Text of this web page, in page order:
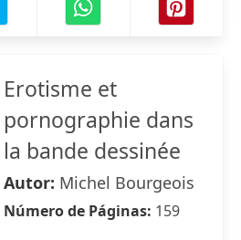
Erotisme et
pornographie dans
la bande dessinée
Autor: Michel Bourgeois
Número de Páginas: 159